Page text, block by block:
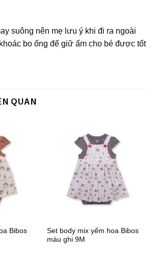
suông nên mẹ lưu ý khi đi ra ngoài
bo ống để giữ ấm cho bé được tốt
QUAN
Bibos
Set body mix yếm hoa Bibos
màu ghi 9M